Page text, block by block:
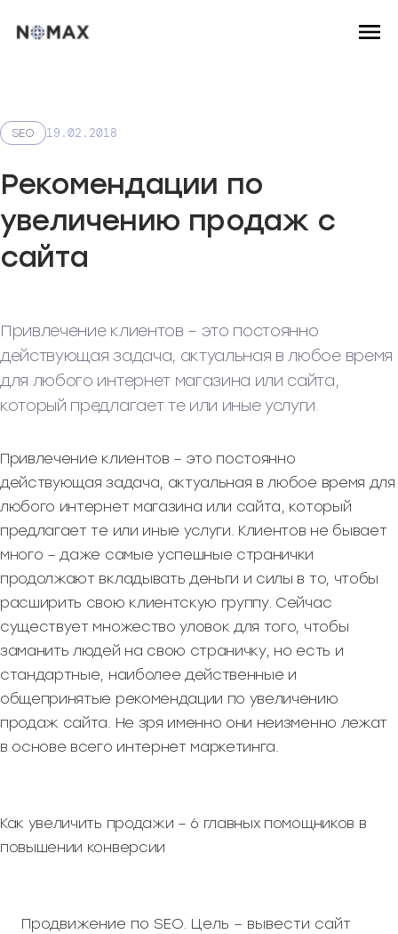
SEO 19.02.2018
Рекомендации по
увеличению продаж с
сайта
Привлечение клиентов – это постоянно
действующая задача, актуальная в любое время
для любого интернет магазина или сайта,
который предлагает те или иные услуги.
Привлечение клиентов – это постоянно
действующая задача, актуальная в любое время для
любого интернет магазина или сайта, который
предлагает те или иные услуги. Клиентов не бывает
много – даже самые успешные странички
продолжают вкладывать деньги и силы в то, чтобы
расширить свою клиентскую группу. Сейчас
существует множество уловок для того, чтобы
заманить людей на свою страничку, но есть и
стандартные, наиболее действенные и
общепринятые рекомендации по увеличению
продаж сайта. Не зря именно они неизменно лежат
в основе всего интернет маркетинга.
Как увеличить продажи – 6 главных помощников в
повышении конверсии
Продвижение по SEO. Цель – вывести сайт